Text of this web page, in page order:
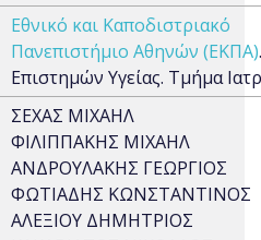
Εθνικό και Καποδιστριακό
Πανεπιστήμιο Αθηνών (ΕΚΠΑ)
Επιστημών Υγείας. Τμήμα
ΣΕΧΑΣ ΜΙΧΑΗΛ
ΦΙΛΙΠΠΑΚΗΣ ΜΙΧΑΗΛ
ΑΝΔΡΟΥΛΑΚΗΣ ΓΕΩΡΓΙΟΣ
ΦΩΤΙΑΔΗΣ ΚΩΝΣΤΑΝΤΙΝΟΣ
ΑΛΕΞΙΟΥ ΔΗΜΗΤΡΙΟΣ